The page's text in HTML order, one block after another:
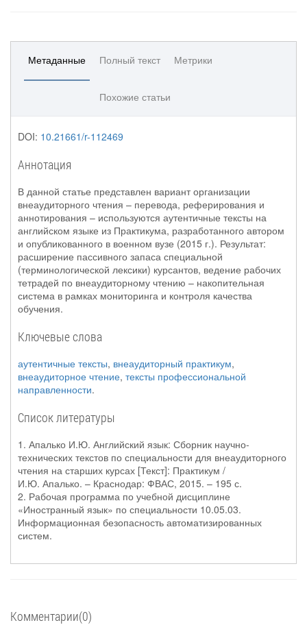
Метаданные Полный текст Метрики
Похожие статьи
DOI: 10.21661/r-112469
Аннотация
В данной статье представлен вариант организации
внеаудиторного чтения – перевода, реферирования и
аннотирования – используются аутентичные тексты на
английском языке из Практикума, разработанного автором
и опубликованного в военном вузе (2015 г.). Результат:
расширение пассивного запаса специальной
(терминологической лексики) курсантов, ведение рабочих
тетрадей по внеаудиторному чтению – накопительная
система в рамках мониторинга и контроля качества
обучения.
Ключевые слова
аутентичные тексты, внеаудиторный практикум,
внеаудиторное чтение, тексты профессиональной
направленности.
Список литературы
1. Апалько И.Ю. Английский язык: Сборник научно-
технических текстов по специальности для внеаудиторного
чтения на старших курсах [Текст]: Практикум /
И.Ю. Апалько. – Краснодар: ФВАС, 2015. – 195 с.
2. Рабочая программа по учебной дисциплине
«Иностранный язык» по специальности 10.05.03.
Информационная безопасность автоматизированных
систем.
Комментарии(0)